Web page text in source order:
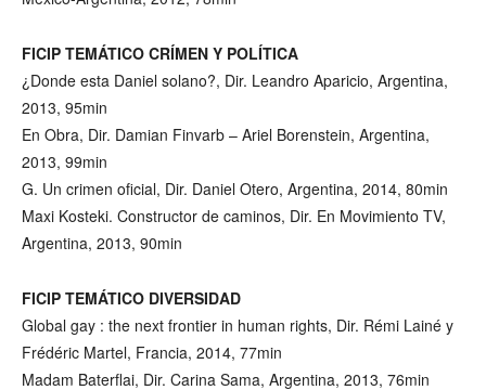
FICIP TEMÁTICO CRÍMEN Y POLÍTICA
¿Donde esta Daniel solano?, Dir. Leandro Aparicio, Argentina,
2013, 95min
En Obra, Dir. Damian Finvarb – Ariel Borenstein, Argentina,
2013, 99min
G. Un crimen oficial, Dir. Daniel Otero, Argentina, 2014, 80min
Maxi Kosteki. Constructor de caminos, Dir. En Movimiento TV,
Argentina, 2013, 90min
FICIP TEMÁTICO DIVERSIDAD
Global gay : the next frontier in human rights, Dir. Rémi Lainé y
Frédéric Martel, Francia, 2014, 77min
Madam Baterflai, Dir. Carina Sama, Argentina, 2013, 76min